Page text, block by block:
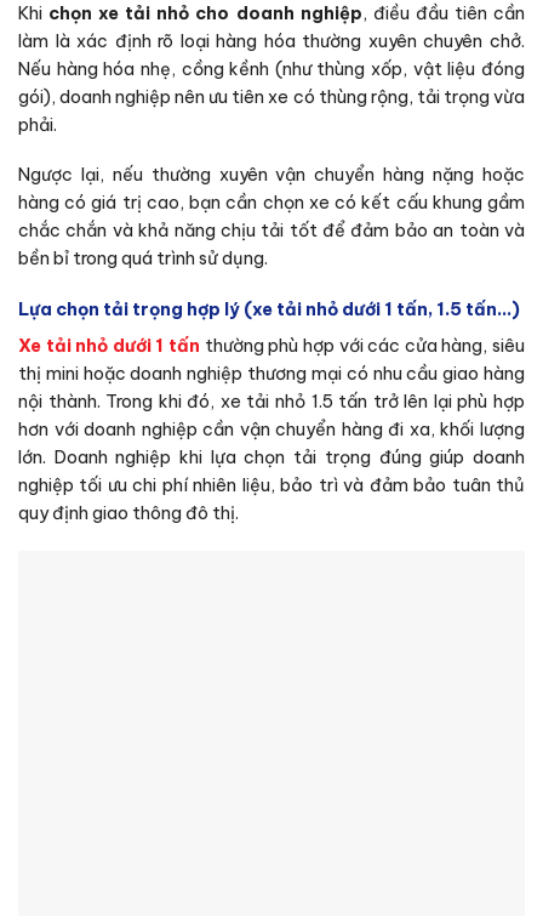
Khi chọn xe tải nhỏ cho doanh nghiệp, điều đầu tiên cần
làm là xác định rõ loại hàng hóa thường xuyên chuyên chở.
Nếu hàng hóa nhẹ, cồng kềnh (như thùng xốp, vật liệu đóng
gói), doanh nghiệp nên ưu tiên xe có thùng rộng, tải trọng vừa
phải.
Ngược lại, nếu thường xuyên vận chuyển hàng nặng hoặc
hàng có giá trị cao, bạn cần chọn xe có kết cấu khung gầm
chắc chắn và khả năng chịu tải tốt để đảm bảo an toàn và
bền bỉ trong quá trình sử dụng.
Lựa chọn tải trọng hợp lý (xe tải nhỏ dưới 1 tấn, 1.5 tấn…)
Xe tải nhỏ dưới 1 tấn thường phù hợp với các cửa hàng, siêu
thị mini hoặc doanh nghiệp thương mại có nhu cầu giao hàng
nội thành. Trong khi đó, xe tải nhỏ 1.5 tấn trở lên lại phù hợp
hơn với doanh nghiệp cần vận chuyển hàng đi xa, khối lượng
lớn. Doanh nghiệp khi lựa chọn tải trọng đúng giúp doanh
nghiệp tối ưu chi phí nhiên liệu, bảo trì và đảm bảo tuân thủ
quy định giao thông đô thị.